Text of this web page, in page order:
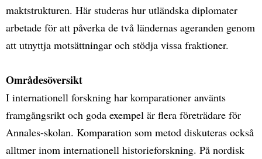
maktstrukturen. Här studeras hur utländska diplomater
arbetade för att påverka de två ländernas ageranden genom
att utnyttja motsättningar och stödja vissa fraktioner.
Områdesöversikt
I internationell forskning har komparationer använts
framgångsrikt och goda exempel är flera företrädare för
Annales-skolan. Komparation som metod diskuteras också
alltmer inom internationell historieforskning. På nordisk